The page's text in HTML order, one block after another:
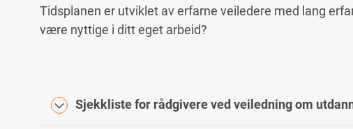
Tidsplanen er utviklet av erfarne veiledere med lang
være nyttige i ditt eget arbeid?
Sjekkliste for rådgivere ved veiledning om